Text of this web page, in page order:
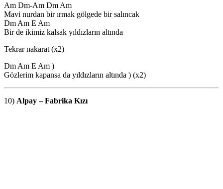
Am Dm-Am Dm Am
Mavi nurdan bir ırmak gölgede bir salıncak
Dm Am E Am
Bir de ikimiz kalsak yıldızların altında
Tekrar nakarat (x2)
Dm Am E Am )
Gözlerim kapansa da yıldızların altında ) (x2)
10) Alpay – Fabrika Kızı